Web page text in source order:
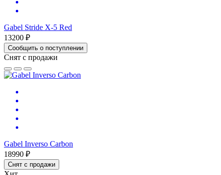
Gabel Stride X-5 Red
13200 ₽
Сообщить о поступлении
Снят с продажи
Gabel Inverso Carbon
18990 ₽
Снят с продажи